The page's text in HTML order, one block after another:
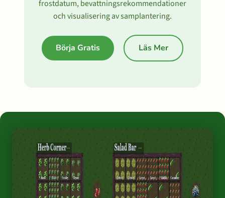
frostdatum, bevattningsrekommendationer
och visualisering av samplantering.
Börja Gratis Läs Mer